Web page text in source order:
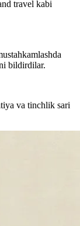
travel kabi
bildirdilar.
va tinchlik sari